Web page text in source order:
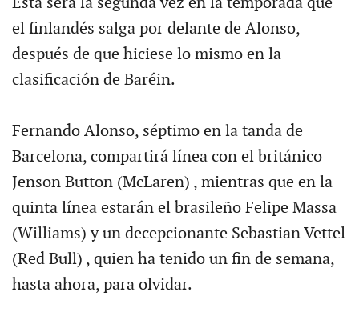
el finlandés salga por delante de Alonso,
después de que hiciese lo mismo en la
clasificación de Baréin.
Fernando Alonso, séptimo en la tanda de
Barcelona, compartirá línea con el británico
Jenson Button (McLaren) , mientras que en la
quinta línea estarán el brasileño Felipe Massa
(Williams) y un decepcionante Sebastian Vettel
(Red Bull) , quien ha tenido un fin de semana,
hasta ahora, para olvidar.